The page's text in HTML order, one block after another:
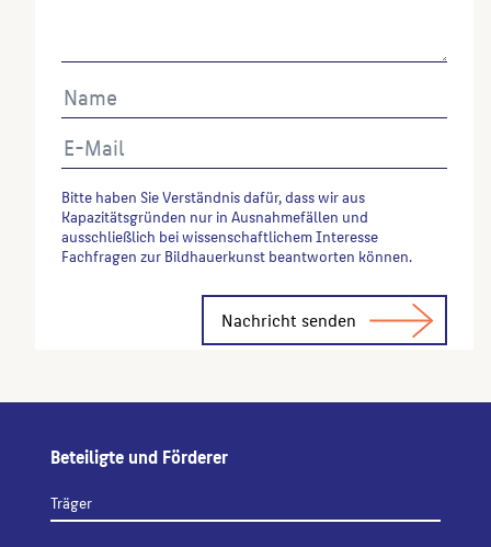
Bitte haben Sie Verständnis dafür, dass wir aus
Kapazitätsgründen nur in Ausnahmefällen und
ausschließlich bei wissenschaftlichem Interesse
Fachfragen zur Bildhauerkunst beantworten können.
Beteiligte und Förderer
Träger